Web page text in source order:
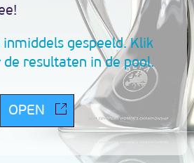
gespeeld. Klik
resultaten in de pool.
OPEN